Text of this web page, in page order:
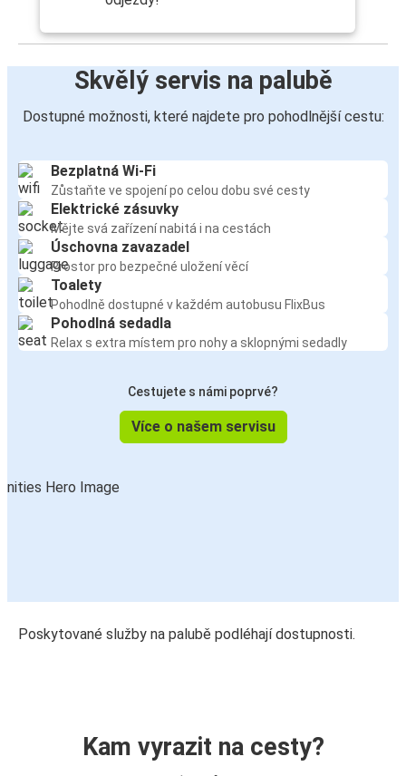
Skvělý servis na palubě
Dostupné možnosti, které najdete pro pohodlnější cestu:
Bezplatná Wi-Fi
Zůstaňte ve spojení po celou dobu své cesty
Elektrické zásuvky
Mějte svá zařízení nabitá i na cestách
Úschovna zavazadel
Prostor pro bezpečné uložení věcí
Toalety
Pohodlně dostupné v každém autobusu FlixBus
Pohodlná sedadla
Relax s extra místem pro nohy a sklopnými sedadly
Cestujete s námi poprvé?
Více o našem servisu
Poskytované služby na palubě podléhají dostupnosti.
Kam vyrazit na cesty?